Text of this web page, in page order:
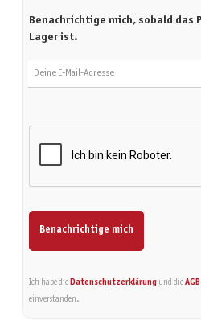
Benachrichtige mich, sobald
Lager ist.
Benachrichtige mich
Ich habe die Datenschutzerklärungund die AGB
einverstanden.